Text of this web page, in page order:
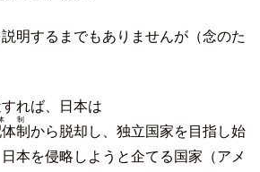
明するまでもありませんが（念のた
れば、日本は
制
制
から脱却し、独立国家を目指し始
本を侵略しようと企てる国家（アメ